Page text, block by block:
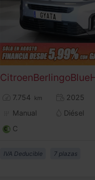
CitroenBerlingo
7.754 km
2025
Manual
Diésel
C
IVA Deducible 7 plazas